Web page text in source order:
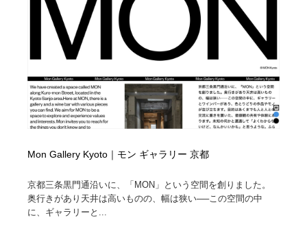
Mon Gallery Kyoto｜モン ギャラリー 京都
京都三条黒門通沿いに、「MON」という空間を創りました。
奥行きがあり天井は高いものの、幅は狭い──この空間の中
に、ギャラリーと...